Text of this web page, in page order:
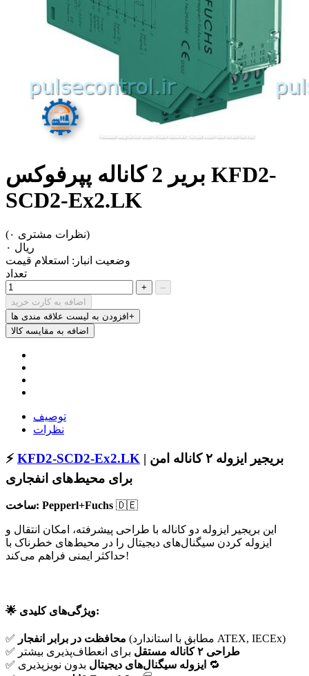
بریر 2 کاناله پپرفوکس KFD2-
SCD2-Ex2.LK
(۰ نظرات مشتری)
‎ریال ۰
وضعیت انبار: استعلام قیمت
تعداد
+
–
اضافه به کارت خرید
افزودن به لیست علاقه مندی ها+
اضافه به مقایسه کالا
توصیف
نظرات
⚡ KFD2-SCD2-Ex2.LK | بریجیر ایزوله ۲ کاناله امن
برای محیط‌های انفجاری
ساخت: Pepperl+Fuchs 🇩🇪
این بریجیر ایزوله دو کاناله با طراحی پیشرفته، امکان انتقال و
ایزوله کردن سیگنال‌های دیجیتال را در محیط‌های خطرناک با
حداکثر ایمنی فراهم می‌کند!
🌟 ویژگی‌های کلیدی:
✅ محافظت در برابر انفجار
(مطابق با استاندارد ATEX, IECEx)
✅
طراحی ۲ کاناله مستقل
برای انعطاف‌پذیری بیشتر
✅
ایزوله سیگنال‌های دیجیتال بدون نویزپذیری 🔁